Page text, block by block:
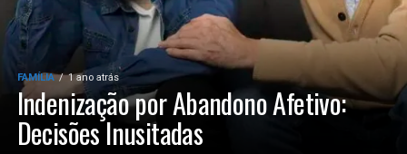
FAMÍLIA 1 ano atrás
Indenização por Abandono Afetivo:
Decisões Inusitadas